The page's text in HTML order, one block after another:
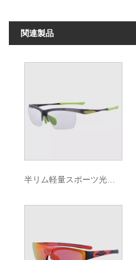
関連製品
半リム軽量スポーツ光学フレーム